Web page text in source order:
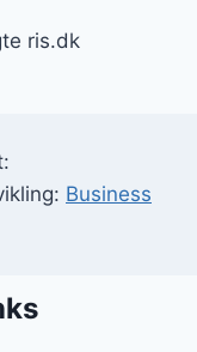
ris.dk
Business